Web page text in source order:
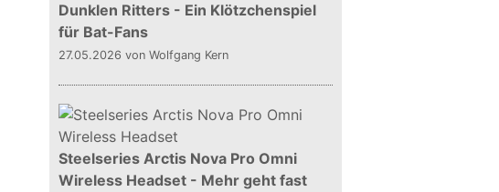
Dunklen Ritters - Ein Klötzchenspiel
für Bat-Fans
27.05.2026 von Wolfgang Kern
Steelseries Arctis Nova Pro Omni
Wireless Headset - Mehr geht fast